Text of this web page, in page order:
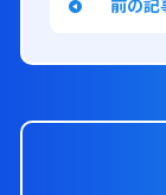
前の記